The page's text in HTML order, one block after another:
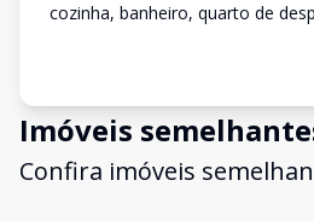
cozinha, banheiro, quarto de
Imóveis
Confira imóveis